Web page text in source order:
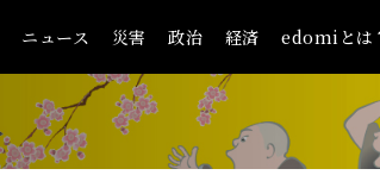
ニュース 災害 政治 経済 edomiとは